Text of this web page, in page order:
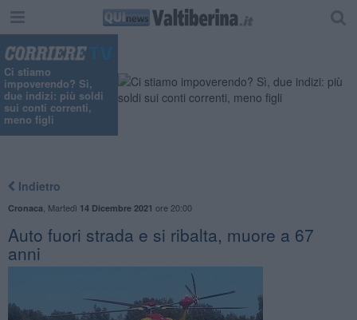
Ci stiamo
impoverendo? Sì,
due indizi: più soldi
sui conti correnti,
meno figli
Indietro
Cronaca Martedì 14 Dicembre 2021 ore 20:00
Auto fuori strada e si ribalta, muore a 67
anni